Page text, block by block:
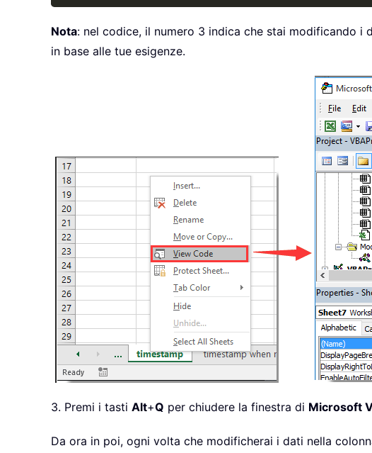
Nota: nel codice, il numero 3 indica che stai modificando
in base alle tue esigenze.
3. Premi i tasti Alt+Q per chiudere la finestra di Microsoft
Da ora in poi, ogni volta che modificherai i dati nella